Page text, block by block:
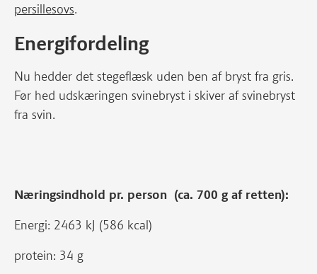
persillesovs.
Energifordeling
Nu hedder det stegeflæsk uden ben af bryst fra gris.
Før hed udskæringen svinebryst i skiver af svinebryst
fra svin.
Næringsindhold pr. person (ca. 700 g af retten):
Energi: 2463 kJ (586 kcal)
protein: 34 g